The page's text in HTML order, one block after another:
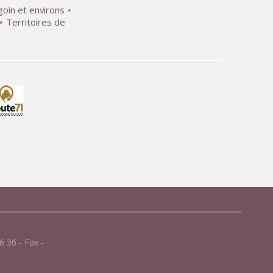
et environs
Territoires de
36 - Fax -